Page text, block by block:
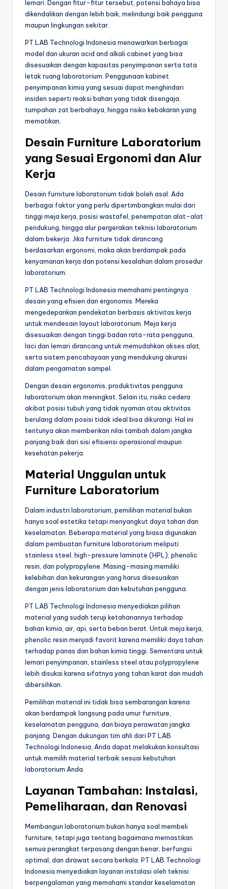
lemari. Dengan fitur-fitur tersebut, potensi bahaya bisa
dikendalikan dengan lebih baik, melindungi baik pengguna
maupun lingkungan sekitar.
PT LAB Technologi Indonesia menawarkan berbagai
model dan ukuran acid and alkali cabinet yang bisa
disesuaikan dengan kapasitas penyimpanan serta tata
letak ruang laboratorium. Penggunaan kabinet
penyimpanan kimia yang sesuai dapat menghindari
insiden seperti reaksi bahan yang tidak disengaja,
tumpahan zat berbahaya, hingga risiko kebakaran yang
mematikan.
Desain Furniture Laboratorium
yang Sesuai Ergonomi dan Alur
Kerja
Desain furniture laboratorium tidak boleh asal. Ada
berbagai faktor yang perlu dipertimbangkan mulai dari
tinggi meja kerja, posisi wastafel, penempatan alat-alat
pendukung, hingga alur pergerakan teknisi laboratorium
dalam bekerja. Jika furniture tidak dirancang
berdasarkan ergonomi, maka akan berdampak pada
kenyamanan kerja dan potensi kesalahan dalam prosedur
laboratorium.
PT LAB Technologi Indonesia memahami pentingnya
desain yang efisien dan ergonomis. Mereka
mengedepankan pendekatan berbasis aktivitas kerja
untuk mendesain layout laboratorium. Meja kerja
disesuaikan dengan tinggi badan rata-rata pengguna,
laci dan lemari dirancang untuk memudahkan akses alat,
serta sistem pencahayaan yang mendukung akurasi
dalam pengamatan sampel.
Dengan desain ergonomis, produktivitas pengguna
laboratorium akan meningkat. Selain itu, risiko cedera
akibat posisi tubuh yang tidak nyaman atau aktivitas
berulang dalam posisi tidak ideal bisa dikurangi. Hal ini
tentunya akan memberikan nilai tambah dalam jangka
panjang baik dari sisi efisiensi operasional maupun
kesehatan pekerja.
Material Unggulan untuk
Furniture Laboratorium
Dalam industri laboratorium, pemilihan material bukan
hanya soal estetika tetapi menyangkut daya tahan dan
keselamatan. Beberapa material yang biasa digunakan
dalam pembuatan furniture laboratorium meliputi
stainless steel, high-pressure laminate (HPL), phenolic
resin, dan polypropylene. Masing-masing memiliki
kelebihan dan kekurangan yang harus disesuaikan
dengan jenis laboratorium dan kebutuhan pengguna.
PT LAB Technologi Indonesia menyediakan pilihan
material yang sudah teruji ketahanannya terhadap
bahan kimia, air, api, serta beban berat. Untuk meja kerja,
phenolic resin menjadi favorit karena memiliki daya tahan
terhadap panas dan bahan kimia tinggi. Sementara untuk
lemari penyimpanan, stainless steel atau polypropylene
lebih disukai karena sifatnya yang tahan karat dan mudah
dibersihkan.
Pemilihan material ini tidak bisa sembarangan karena
akan berdampak langsung pada umur furniture,
keselamatan pengguna, dan biaya perawatan jangka
panjang. Dengan dukungan tim ahli dari PT LAB
Technologi Indonesia, Anda dapat melakukan konsultasi
untuk memilih material terbaik sesuai kebutuhan
laboratorium Anda.
Layanan Tambahan: Instalasi,
Pemeliharaan, dan Renovasi
Membangun laboratorium bukan hanya soal membeli
furniture, tetapi juga tentang bagaimana memastikan
semua perangkat terpasang dengan benar, berfungsi
optimal, dan dirawat secara berkala. PT LAB Technologi
Indonesia menyediakan layanan instalasi oleh teknisi
berpengalaman yang memahami standar keselamatan